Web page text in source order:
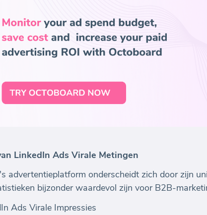
LinkedIn Ads Virale Metingen
advertentieplatform onderscheidt zich door zijn
bijzonder waardevol zijn voor B2B-
Ads Virale Impressies